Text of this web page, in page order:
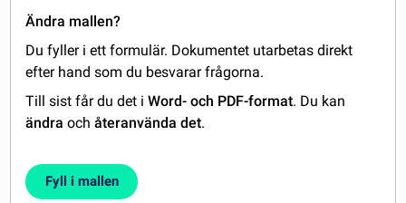
Ändra mallen?
Du fyller i ett formulär. Dokumentet utarbetas direkt
efter hand som du besvarar frågorna.
Till sist får du det iWord- och PDF-format. Du kan
ändra ochåteranvända det.
Fyll i mallen